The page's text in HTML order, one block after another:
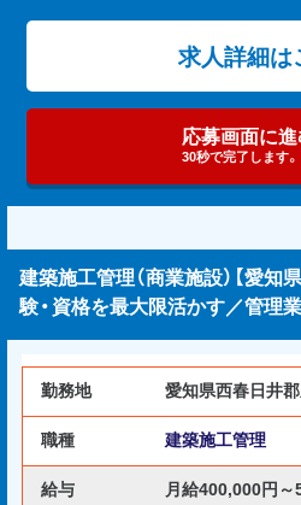
求人詳細は
応募画面に
30秒で完了します。
建築施工管理（商業施設）【愛
験・資格を最大限活かす／管理
勤務地 愛知県西春日井
職種 建築施工管理
給与 月給400,000円